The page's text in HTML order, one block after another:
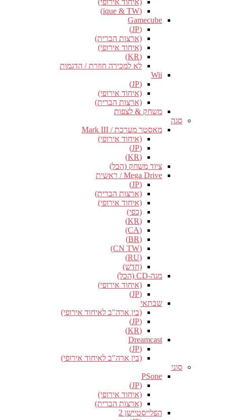
(איחוד אירופי)
(ique & TW)
Gamecube
(JP)
(ארצות הברית)
(איחוד אירופי)
(KR)
לא למכירה חוזרת / הדגמות
Wii
(JP)
(איחוד אירופי)
(ארצות הברית)
משחק & לצפות
סגה
מאסטר מערכת / Mark III
(איחוד אירופי)
(JP)
(KR)
ציוד משחק (הכל)
Mega Drive / ראשית
(JP)
(ארצות הברית)
(איחוד אירופי)
(כפי)
(KR)
(CA)
(BR)
(CN TW)
(RU)
(חדש)
מגה-CD (הכל)
(איחוד אירופי)
(JP)
שבתאי
(בין ארה"ב לאיחוד אירופי)
(JP)
(KR)
Dreamcast
(JP)
(בין ארה"ב לאיחוד אירופי)
סוני
PSone
(JP)
(איחוד אירופי)
(ארצות הברית)
הפלייסטיישן 2